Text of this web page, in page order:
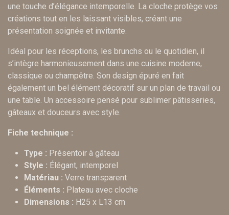
une touche d’élégance intemporelle. La cloche protège vos
créations tout en les laissant visibles, créant une
présentation soignée et invitante.
Idéal pour les réceptions, les brunchs ou le quotidien, il
s’intègre harmonieusement dans une cuisine moderne,
classique ou champêtre. Son design épuré en fait
également un bel élément décoratif sur un plan de travail ou
une table. Un accessoire pensé pour sublimer pâtisseries,
gâteaux et douceurs avec style.
Fiche technique :
Type : Présentoir à gâteau
Style : Élégant, intemporel
Matériau : Verre transparent
Éléments : Plateau avec cloche
Dimensions : H25 x L13 cm